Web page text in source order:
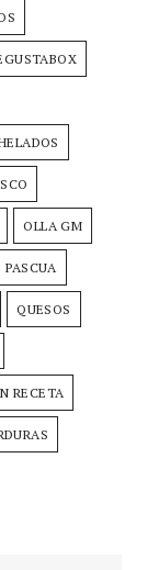
OLLA GM
PASCUA
QUESOS
RECETA